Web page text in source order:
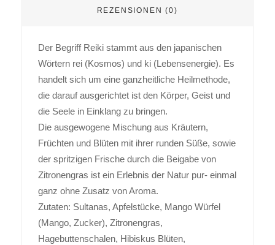
REZENSIONEN (0)
Der Begriff Reiki stammt aus den japanischen
Wörtern rei (Kosmos) und ki (Lebensenergie). Es
handelt sich um eine ganzheitliche Heilmethode,
die darauf ausgerichtet ist den Körper, Geist und
die Seele in Einklang zu bringen.
Die ausgewogene Mischung aus Kräutern,
Früchten und Blüten mit ihrer runden Süße, sowie
der spritzigen Frische durch die Beigabe von
Zitronengras ist ein Erlebnis der Natur pur- einmal
ganz ohne Zusatz von Aroma.
Zutaten: Sultanas, Apfelstücke, Mango Würfel
(Mango, Zucker), Zitronengras,
Hagebuttenschalen, Hibiskus Blüten,